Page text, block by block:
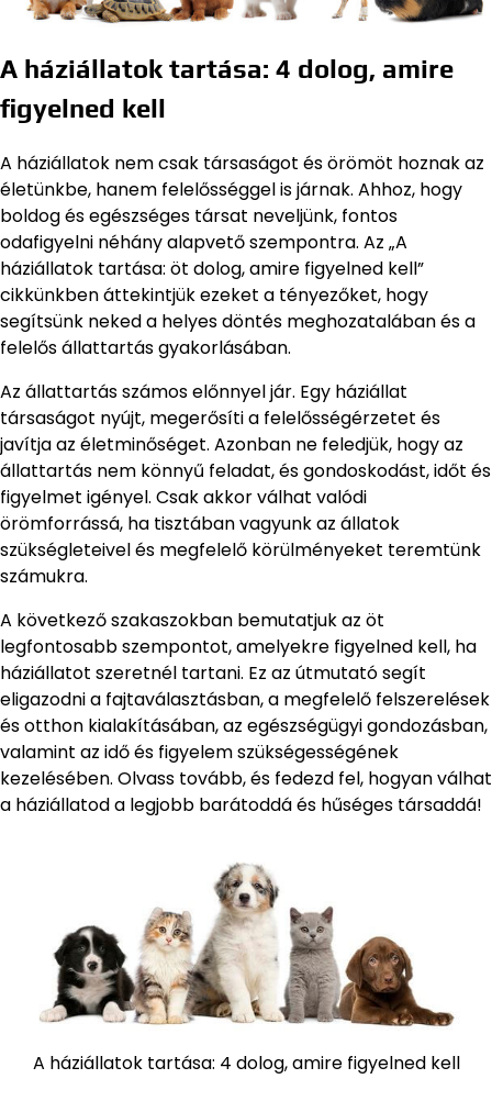
A háziállatok tartása: 4 dolog, amire
figyelned kell
A háziállatok nem csak társaságot és örömöt hoznak az
életünkbe, hanem felelősséggel is járnak. Ahhoz, hogy
boldog és egészséges társat neveljünk, fontos
odafigyelni néhány alapvető szempontra. Az „A
háziállatok tartása: öt dolog, amire figyelned kell”
cikkünkben áttekintjük ezeket a tényezőket, hogy
segítsünk neked a helyes döntés meghozatalában és a
felelős állattartás gyakorlásában.
Az állattartás számos előnnyel jár. Egy háziállat
társaságot nyújt, megerősíti a felelősségérzetet és
javítja az életminőséget. Azonban ne feledjük, hogy az
állattartás nem könnyű feladat, és gondoskodást, időt és
figyelmet igényel. Csak akkor válhat valódi
örömforrássá, ha tisztában vagyunk az állatok
szükségleteivel és megfelelő körülményeket teremtünk
számukra.
A következő szakaszokban bemutatjuk az öt
legfontosabb szempontot, amelyekre figyelned kell, ha
háziállatot szeretnél tartani. Ez az útmutató segít
eligazodni a fajtaválasztásban, a megfelelő felszerelések
és otthon kialakításában, az egészségügyi gondozásban,
valamint az idő és figyelem szükségességének
kezelésében. Olvass tovább, és fedezd fel, hogyan válhat
a háziállatod a legjobb barátoddá és hűséges társaddá!
A háziállatok tartása: 4 dolog, amire figyelned kell